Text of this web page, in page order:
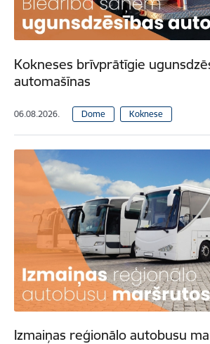
Kokneses brīvprātīgie
automašīnas
06.08.2026. Dome Koknese
Izmaiņas reģionālo autobusu